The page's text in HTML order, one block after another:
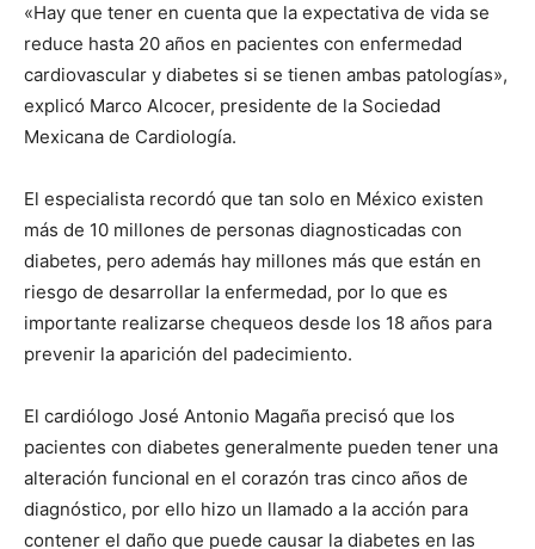
«Hay que tener en cuenta que la expectativa de vida se
reduce hasta 20 años en pacientes con enfermedad
cardiovascular y diabetes si se tienen ambas patologías»,
explicó Marco Alcocer, presidente de la Sociedad
Mexicana de Cardiología.
El especialista recordó que tan solo en México existen
más de 10 millones de personas diagnosticadas con
diabetes, pero además hay millones más que están en
riesgo de desarrollar la enfermedad, por lo que es
importante realizarse chequeos desde los 18 años para
prevenir la aparición del padecimiento.
El cardiólogo José Antonio Magaña precisó que los
pacientes con diabetes generalmente pueden tener una
alteración funcional en el corazón tras cinco años de
diagnóstico, por ello hizo un llamado a la acción para
contener el daño que puede causar la diabetes en las